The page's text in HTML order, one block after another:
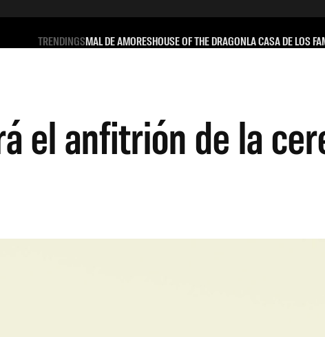
TRENDINGSMAL DE AMORESHOUSE OF THE DRAGONLA CASA DE LOS
el anfitrión de la